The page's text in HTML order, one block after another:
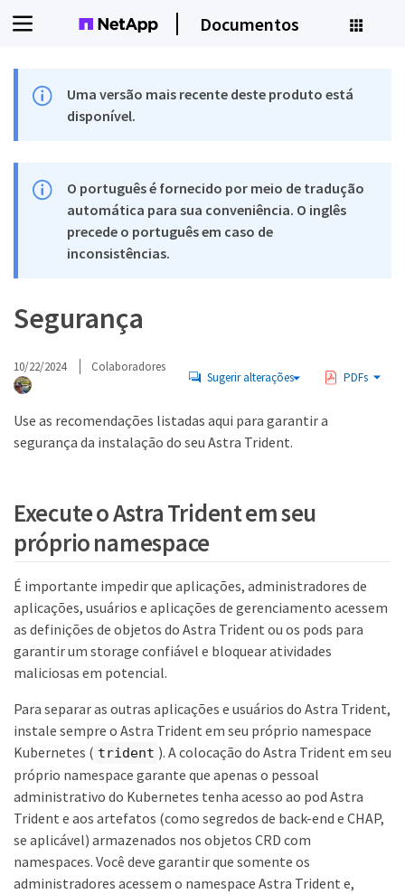
Documentos
Uma versão mais recente deste produto está
disponível.
O português é fornecido por meio de tradução
automática para sua conveniência. O inglês
precede o português em caso de
inconsistências.
Segurança
10/22/2024 Colaboradores
Sugerir alterações PDFs
Use as recomendações listadas aqui para garantir a
segurança da instalação do seu Astra Trident.
Execute o Astra Trident em seu
próprio namespace
É importante impedir que aplicações, administradores de
aplicações, usuários e aplicações de gerenciamento acessem
as definições de objetos do Astra Trident ou os pods para
garantir um storage confiável e bloquear atividades
maliciosas em potencial.
Para separar as outras aplicações e usuários do Astra Trident,
instale sempre o Astra Trident em seu próprio namespace
Kubernetes ( trident ). A colocação do Astra Trident em seu
próprio namespace garante que apenas o pessoal
administrativo do Kubernetes tenha acesso ao pod Astra
Trident e aos artefatos (como segredos de back-end e CHAP,
se aplicável) armazenados nos objetos CRD com
namespaces. Você deve garantir que somente os
administradores acessem o namespace Astra Trident e,